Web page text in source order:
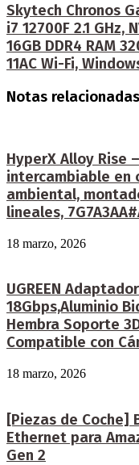
Skytech Chronos
i7 12700F 2.1 GHz,
16GB DDR4 RAM
11AC Wi-Fi,
Notas relacionadas
HyperX Alloy Rise
intercambiable en
ambiental,
lineales,
18 marzo, 2026
UGREEN
18Gbps,Aluminio
Hembra Soporte
Compatible con
18 marzo, 2026
[Piezas de Coche]
Ethernet para
Gen 2